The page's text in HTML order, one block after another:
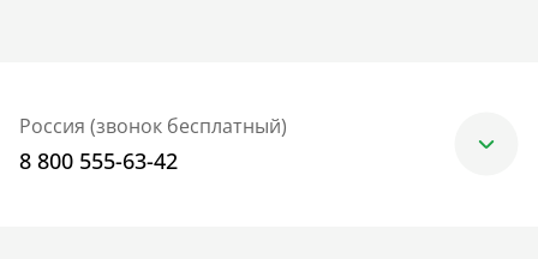
Россия (звонок бесплатный)
8 800 555-63-42